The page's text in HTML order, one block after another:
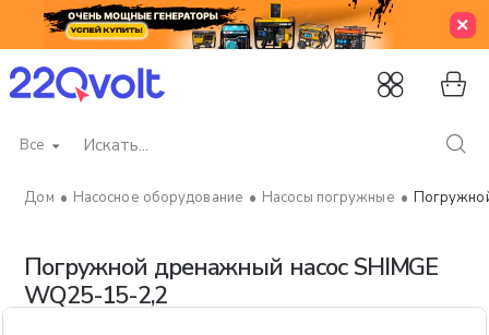
Все
Искать...
Погружной дренажный насос SHIMGE
WQ25-15-2,2
Насосное оборудование Насосы погружные